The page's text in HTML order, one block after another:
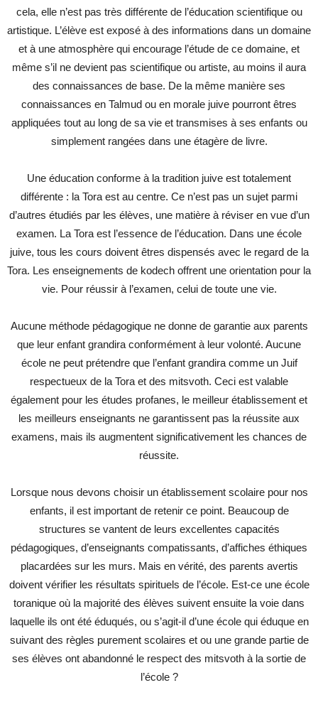
cela, elle n’est pas très différente de l’éducation scientifique ou
artistique. L’élève est exposé à des informations dans un domaine
et à une atmosphère qui encourage l’étude de ce domaine, et
même s’il ne devient pas scientifique ou artiste, au moins il aura
des connaissances de base. De la même manière ses
connaissances en Talmud ou en morale juive pourront êtres
appliquées tout au long de sa vie et transmises à ses enfants ou
simplement rangées dans une étagère de livre.
Une éducation conforme à la tradition juive est totalement
différente : la Tora est au centre. Ce n’est pas un sujet parmi
d’autres étudiés par les élèves, une matière à réviser en vue d’un
examen. La Tora est l’essence de l’éducation. Dans une école
juive, tous les cours doivent êtres dispensés avec le regard de la
Tora. Les enseignements de kodech offrent une orientation pour la
vie. Pour réussir à l’examen, celui de toute une vie.
Aucune méthode pédagogique ne donne de garantie aux parents
que leur enfant grandira conformément à leur volonté. Aucune
école ne peut prétendre que l’enfant grandira comme un Juif
respectueux de la Tora et des mitsvoth. Ceci est valable
également pour les études profanes, le meilleur établissement et
les meilleurs enseignants ne garantissent pas la réussite aux
examens, mais ils augmentent significativement les chances de
réussite.
Lorsque nous devons choisir un établissement scolaire pour nos
enfants, il est important de retenir ce point. Beaucoup de
structures se vantent de leurs excellentes capacités
pédagogiques, d’enseignants compatissants, d’affiches éthiques
placardées sur les murs. Mais en vérité, des parents avertis
doivent vérifier les résultats spirituels de l’école. Est-ce une école
toranique où la majorité des élèves suivent ensuite la voie dans
laquelle ils ont été éduqués, ou s’agit-il d’une école qui éduque en
suivant des règles purement scolaires et ou une grande partie de
ses élèves ont abandonné le respect des mitsvoth à la sortie de
l’école ?